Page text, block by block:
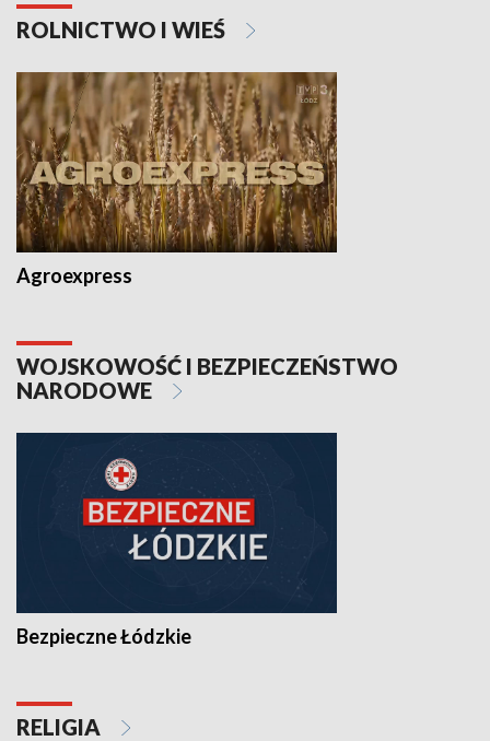
ROLNICTWO I WIEŚ
Agroexpress
WOJSKOWOŚĆ I BEZPIECZEŃSTWO
NARODOWE
Bezpieczne Łódzkie
RELIGIA